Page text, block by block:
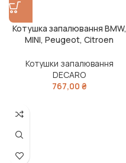
Котушка запалювання BMW,
MINI, Peugeot, Citroen
Котушки запалювання
DECARO
767,00 ₴